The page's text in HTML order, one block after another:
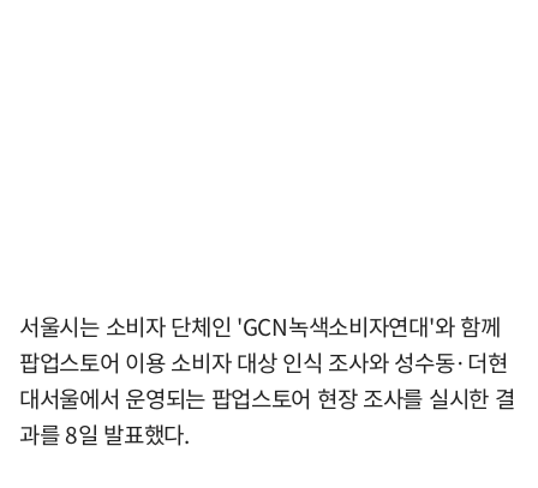
서울시는 소비자 단체인 'GCN녹색소비자연대'와 함께
팝업스토어 이용 소비자 대상 인식 조사와 성수동·더현
대서울에서 운영되는 팝업스토어 현장 조사를 실시한 결
과를 8일 발표했다.